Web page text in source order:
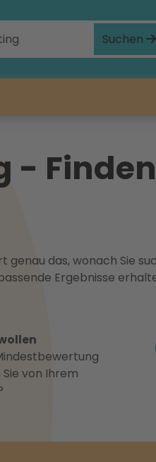
Suchen
genau das, wonach Sie
Ergebnisse
von Ihrem